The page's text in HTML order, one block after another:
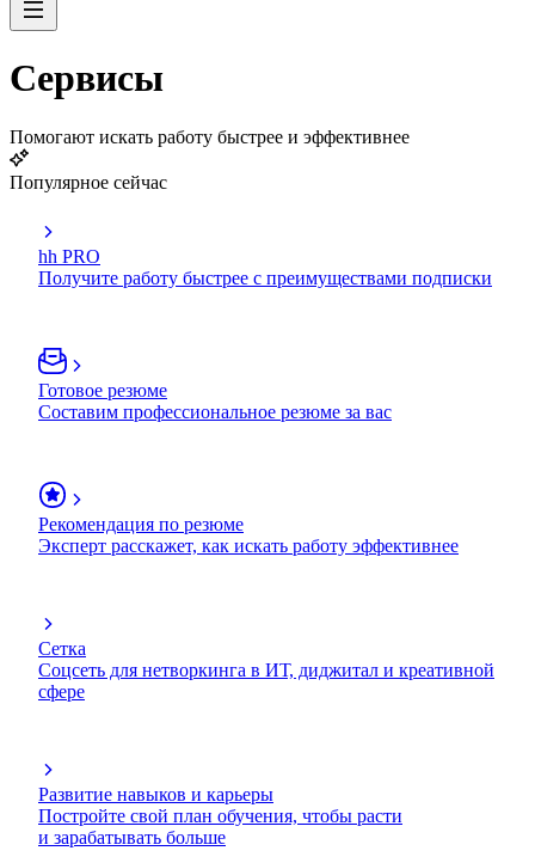
Сервисы
Помогают искать работу быстрее и эффективнее
Популярное сейчас
hh PRO
Получите работу быстрее с преимуществами подписки
Готовое резюме
Составим профессиональное резюме за вас
Рекомендация по резюме
Эксперт расскажет, как искать работу эффективнее
Сетка
Соцсеть для нетворкинга в ИТ, диджитал и креативной
сфере
Развитие навыков и карьеры
Постройте свой план обучения, чтобы расти
и зарабатывать больше